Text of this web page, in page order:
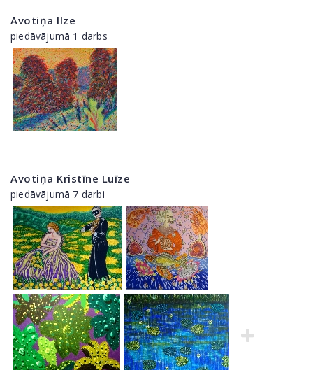
Avotiņa Ilze
piedāvājumā 1 darbs
Avotiņa Kristīne Luīze
piedāvājumā 7 darbi